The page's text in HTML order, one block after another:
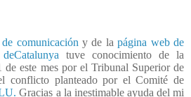
comunicación y de lapágina web de
tuve conocimiento de la
de este mes por el Tribunal Superior de
conflicto planteado por el Comité de
Gracias a la inestimable ayuda del mi